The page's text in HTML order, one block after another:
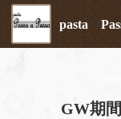
pasta
GW期